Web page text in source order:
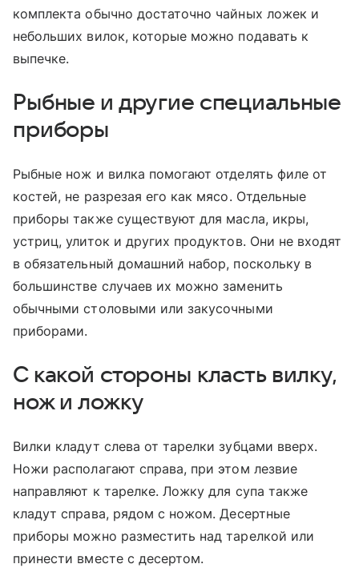
комплекта обычно достаточно чайных ложек и
небольших вилок, которые можно подавать к
выпечке.
Рыбные и другие специальные
приборы
Рыбные нож и вилка помогают отделять филе от
костей, не разрезая его как мясо. Отдельные
приборы также существуют для масла, икры,
устриц, улиток и других продуктов. Они не входят
в обязательный домашний набор, поскольку в
большинстве случаев их можно заменить
обычными столовыми или закусочными
приборами.
С какой стороны класть вилку,
нож и ложку
Вилки кладут слева от тарелки зубцами вверх.
Ножи располагают справа, при этом лезвие
направляют к тарелке. Ложку для супа также
кладут справа, рядом с ножом. Десертные
приборы можно разместить над тарелкой или
принести вместе с десертом.